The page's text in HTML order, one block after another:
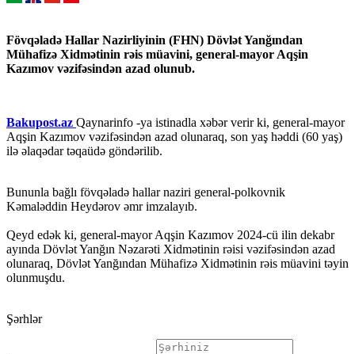
Fövqəladə Hallar Nazirliyinin (FHN) Dövlət Yanğından
Mühafizə Xidmətinin rəis müavini, general-mayor Aqşin
Kazımov vəzifəsindən azad olunub.
Bakupost.az Qaynarinfo -ya istinadla xəbər verir ki, general-mayor
Aqşin Kazımov vəzifəsindən azad olunaraq, son yaş həddi (60 yaş)
ilə əlaqədar təqaüdə göndərilib.
Bununla bağlı fövqəladə hallar naziri general-polkovnik
Kəmaləddin Heydərov əmr imzalayıb.
Qeyd edək ki, general-mayor Aqşin Kazımov 2024-cü ilin dekabr
ayında Dövlət Yanğın Nəzarəti Xidmətinin rəisi vəzifəsindən azad
olunaraq, Dövlət Yanğından Mühafizə Xidmətinin rəis müavini təyin
olunmuşdu.
Şərhlər